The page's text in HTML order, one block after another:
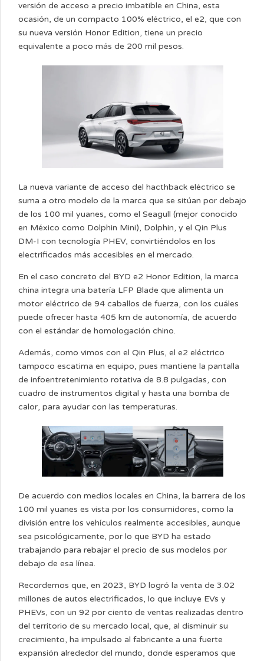
versión de acceso a precio imbatible en China, esta
ocasión, de un compacto 100% eléctrico, el e2, que con
su nueva versión Honor Edition, tiene un precio
equivalente a poco más de 200 mil pesos.
La nueva variante de acceso del hacthback eléctrico se
suma a otro modelo de la marca que se sitúan por debajo
de los 100 mil yuanes, como el Seagull (mejor conocido
en México como Dolphin Mini), Dolphin, y el Qin Plus
DM-I con tecnología PHEV, convirtiéndolos en los
electrificados más accesibles en el mercado.
En el caso concreto del BYD e2 Honor Edition, la marca
china integra una batería LFP Blade que alimenta un
motor eléctrico de 94 caballos de fuerza, con los cuáles
puede ofrecer hasta 405 km de autonomía, de acuerdo
con el estándar de homologación chino.
Además, como vimos con el Qin Plus, el e2 eléctrico
tampoco escatima en equipo, pues mantiene la pantalla
de infoentretenimiento rotativa de 8.8 pulgadas, con
cuadro de instrumentos digital y hasta una bomba de
calor, para ayudar con las temperaturas.
De acuerdo con medios locales en China, la barrera de los
100 mil yuanes es vista por los consumidores, como la
división entre los vehículos realmente accesibles, aunque
sea psicológicamente, por lo que BYD ha estado
trabajando para rebajar el precio de sus modelos por
debajo de esa línea.
Recordemos que, en 2023, BYD logró la venta de 3.02
millones de autos electrificados, lo que incluye EVs y
PHEVs, con un 92 por ciento de ventas realizadas dentro
del territorio de su mercado local, que, al disminuir su
crecimiento, ha impulsado al fabricante a una fuerte
expansión alrededor del mundo, donde esperamos que